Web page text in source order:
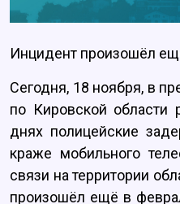
Инцидент произошёл
Сегодня, 18 ноября, в
по Кировской области
днях полицейские
краже мобильного
связи на территории
произошёл ещё в